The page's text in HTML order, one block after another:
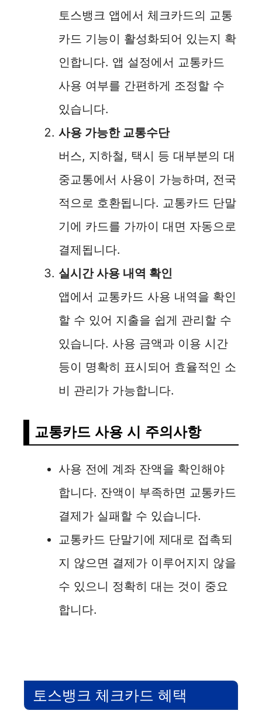
토스뱅크 앱에서 체크카드의 교통
카드 기능이 활성화되어 있는지 확
인합니다. 앱 설정에서 교통카드
사용 여부를 간편하게 조정할 수
있습니다.
사용 가능한 교통수단
버스, 지하철, 택시 등 대부분의 대
중교통에서 사용이 가능하며, 전국
적으로 호환됩니다. 교통카드 단말
기에 카드를 가까이 대면 자동으로
결제됩니다.
실시간 사용 내역 확인
앱에서 교통카드 사용 내역을 확인
할 수 있어 지출을 쉽게 관리할 수
있습니다. 사용 금액과 이용 시간
등이 명확히 표시되어 효율적인 소
비 관리가 가능합니다.
교통카드 사용 시 주의사항
사용 전에 계좌 잔액을 확인해야
합니다. 잔액이 부족하면 교통카드
결제가 실패할 수 있습니다.
교통카드 단말기에 제대로 접촉되
지 않으면 결제가 이루어지지 않을
수 있으니 정확히 대는 것이 중요
합니다.
토스뱅크 체크카드 혜택